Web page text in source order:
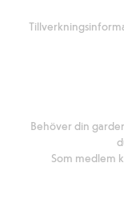
Behöver din
Som medlem